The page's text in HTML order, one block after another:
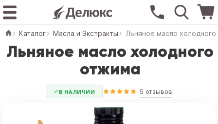
Каталог Масла и Экстракты Льняное масло
Льняное масло холодного
отжима
В НАЛИЧИИ 5 отзывов